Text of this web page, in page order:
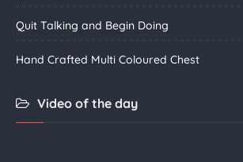
Quit Talking and Begin Doing
Hand Crafted Multi Coloured Chest
Video of the day